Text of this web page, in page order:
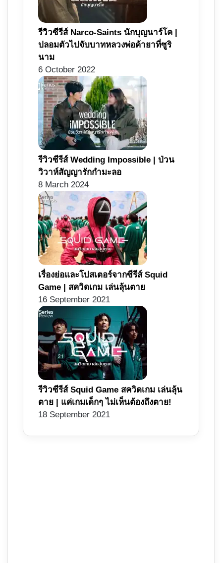
รีวิวซีรีส์ Narco-Saints นักบุญนาร์โค |
ปลอมตัวไปจับบาทหลวงพ่อค้ายาที่ซูริ
นาม
6 October 2022
รีวิวซีรีส์ Wedding Impossible | ป่วน
วิวาห์สัญญารักกำมะลอ
8 March 2024
เรื่องย่อและโปสเตอร์จากซีรีส์ Squid
Game | สควิดเกม เล่นลุ้นตาย
16 September 2021
รีวิวซีรีส์ Squid Game สควิดเกม เล่นลุ้น
ตาย | แค่เกมเด็กๆ ไม่เห็นต้องถึงตาย!
18 September 2021